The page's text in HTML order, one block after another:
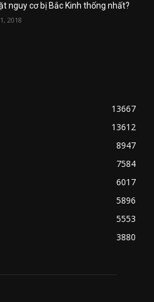
nguy cơ bị Bắc Kinh thống nhất?
2018
13667
13612
8947
7584
6017
5896
5553
3880